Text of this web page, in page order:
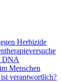
Herbizide
DNA
Menschen
verantwortlich?